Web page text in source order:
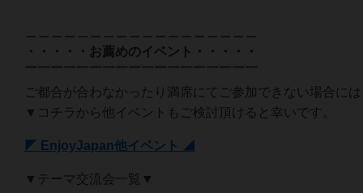
・・・・・お薦めのイベント・・・・・
￣￣￣￣￣￣￣￣￣￣￣￣￣￣￣￣￣￣
ご都合が合わなかったり満席にてご参加できない場合に
▼コチラから他イベントもご検討頂けると幸いです。
◤ EnjoyJapan他イベント ◢
▼テーマ交流会一覧▼